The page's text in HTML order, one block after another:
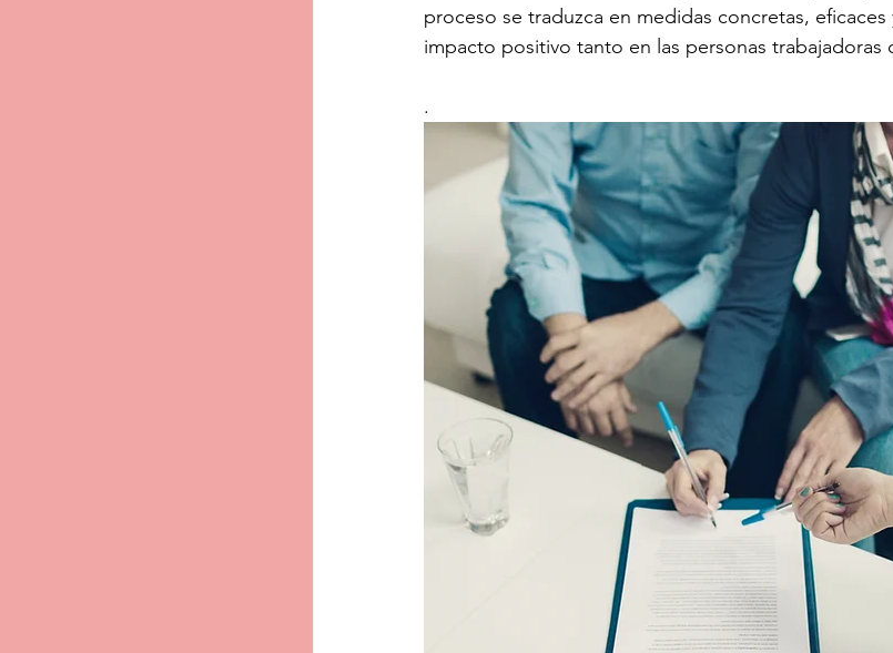
proceso se traduzca en medidas concretas,
impacto positivo tanto en las personas
.